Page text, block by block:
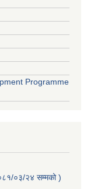
Programme
०३/२४ सम्मको )